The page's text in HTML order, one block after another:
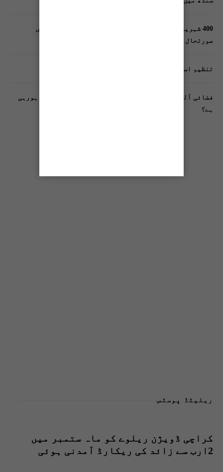
400 شہریوں کیلئے ایک پولیس اہلکار لازمی، کراچی میں
صورتحال کیا ہے؟
تنظیم اسلامی کے زیرِ اہتمام ملک گیر آگاہی مہم!
فضائی آلودگی انسانی دماغ کیلیے کیسے خطرناک ثابت ہورہی
ہے؟
ریلیٹڈ پوسٹس
کراچی ڈویژن ریلوے کو ماہ ستمبر میں
2ارب سے زائد کی ریکارڈ آمدنی ہوئی